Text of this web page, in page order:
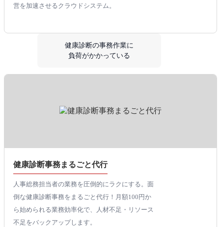
営を加速させるクラウドシステム。
健康診断の事務作業に
負荷がかかっている
健康診断事務まるごと代行
人事総務担当者の業務を圧倒的にラクにする。面
倒な健康診断事務をまるごと代行！月額100円か
ら始められる業務効率化で、人材不足・リソース
不足をバックアップします。